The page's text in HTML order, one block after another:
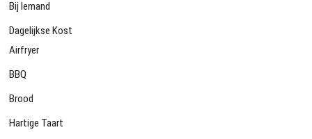
Bij Iemand
Dagelijkse Kost
Airfryer
BBQ
Brood
Hartige Taart